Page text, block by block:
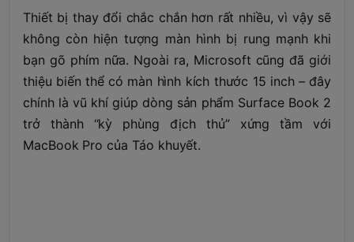
Thiết bị thay đổi chắc chắn hơn rất nhiều, vì vậy sẽ
không còn hiện tượng màn hình bị rung mạnh khi
bạn gõ phím nữa. Ngoài ra, Microsoft cũng đã giới
thiệu biến thể có màn hình kích thước 15 inch – đây
chính là vũ khí giúp dòng sản phẩm Surface Book 2
trở thành “kỳ phùng địch thủ” xứng tầm với
MacBook Pro của Táo khuyết.